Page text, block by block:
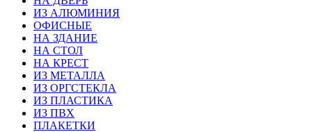
ИЗ АЛЮМИНИЯ
ОФИСНЫЕ
НА ЗДАНИЕ
НА СТОЛ
НА КРЕСТ
ИЗ МЕТАЛЛА
ИЗ ОРГСТЕКЛА
ИЗ ПЛАСТИКА
ИЗ ПВХ
ПЛАКЕТКИ